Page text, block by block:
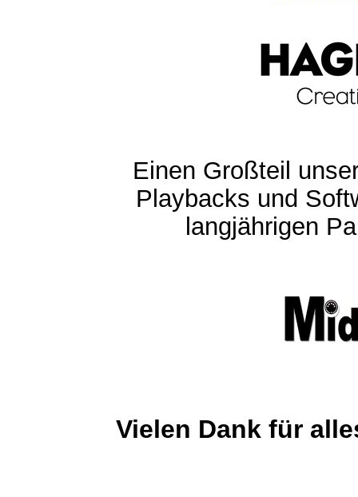
Einen Großteil
Playbacks und
langjährigen
Vielen Dank für